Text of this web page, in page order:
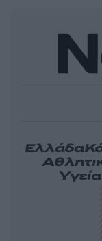
Ελλάδα
Υγεία